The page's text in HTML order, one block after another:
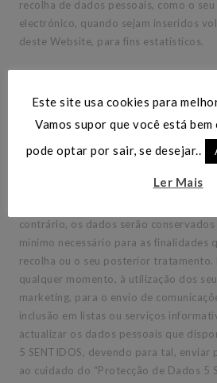
recolha de dados pessoais, como o
electrónico, quando sejam inseridos
deste Website, para fins estatísticos.
outra empresa contratada pelo 5
contrário, os dados serão
mínimo necessário para as finalidades
recolha ou o seu posterior tratamento.
qualquer momento, à utilização dos
marketing, para o envio de
inclusão em listas ou serviços
actualizar os dados pessoais que
5 SENTIDOS, devendo para tal,
ao cuidado do “Protecção de Dados 5
Este site usa cookies para
Vamos supor que você está bem
pode optar por sair, se desejar..
Ler Mais